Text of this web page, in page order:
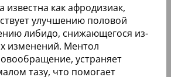
известна как афродизиак,
улучшению половой
либидо, снижающегося из-
изменений. Ментол
устраняет
тазу, что помогает